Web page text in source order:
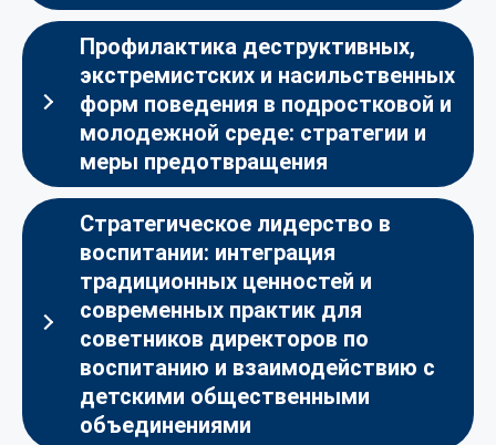
Профилактика деструктивных,
экстремистских и насильственных
форм поведения в подростковой и
молодежной среде: стратегии и
меры предотвращения
Стратегическое лидерство в
воспитании: интеграция
традиционных ценностей и
современных практик для
советников директоров по
воспитанию и взаимодействию с
детскими общественными
объединениями